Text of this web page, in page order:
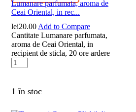
Lumanare parfumata, aroma de
Ceai Oriental, in rec...
lei20.00 Add to Compare
Cantitate Lumanare parfumata,
aroma de Ceai Oriental, in
recipient de sticla, 20 ore ardere
1 în stoc